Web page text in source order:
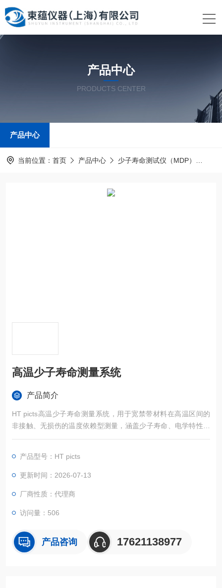
产品中心
PRODUCTS CENTER
产品中心
当前位置： 首页 产品中心 少子寿命测试仪（MDP）
高温少子寿命测量系统
产品简介
HT picts高温少子寿命测量系统，用于宽禁带材料在高温区间的
非接触、无损伤的温度依赖型测量，涵盖少子寿命、电学特性表
征及深能级缺陷研究。（涵盖瞬态模式μPCD、稳态模式MDP、
产品型号：HT picts
更新时间：2026-07-13
厂商性质：代理商
访问量：506
产品咨询 17621138977